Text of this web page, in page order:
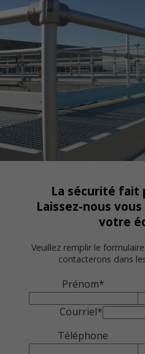
La sécurité fait
Laissez-nous
votre
Veuillez remplir le
contacterons dans
Prénom*
Courriel*
Téléphone